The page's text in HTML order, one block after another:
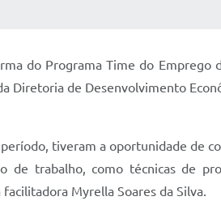
do Programa Time do Emprego
de Desenvolvimento
tiveram a oportunidade de
trabalho, como técnicas de
Myrella Soares da Silva.